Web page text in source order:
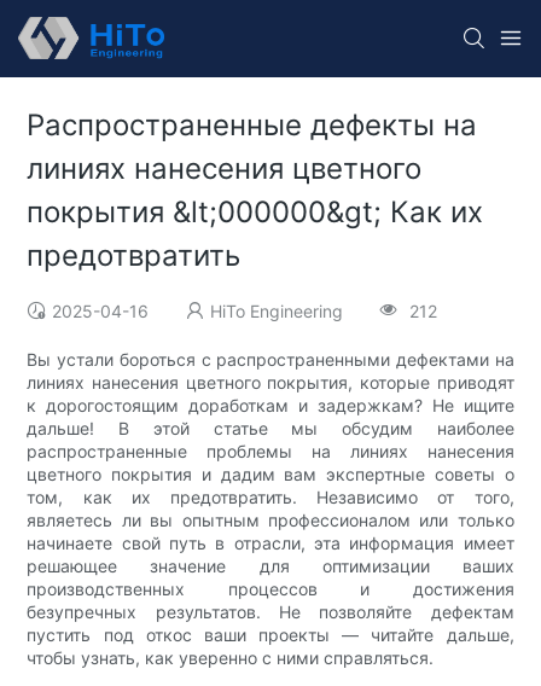
Распространенные дефекты на
линиях нанесения цветного
покрытия &lt;000000&gt; Как их
предотвратить
2025-04-16 HiTo Engineering 212
Вы устали бороться с распространенными дефектами на
линиях нанесения цветного покрытия, которые приводят
к дорогостоящим доработкам и задержкам? Не ищите
дальше! В этой статье мы обсудим наиболее
распространенные проблемы на линиях нанесения
цветного покрытия и дадим вам экспертные советы о
том, как их предотвратить. Независимо от того,
являетесь ли вы опытным профессионалом или только
начинаете свой путь в отрасли, эта информация имеет
решающее значение для оптимизации ваших
производственных процессов и достижения
безупречных результатов. Не позволяйте дефектам
пустить под откос ваши проекты — читайте дальше,
чтобы узнать, как уверенно с ними справляться.